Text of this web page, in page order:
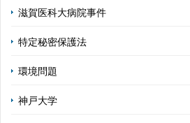
滋賀医科大病院事件
特定秘密保護法
環境問題
神戸大学